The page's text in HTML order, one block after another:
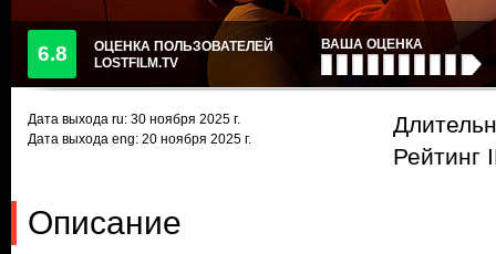
6.8
ОЦЕНКА ПОЛЬЗОВАТЕЛЕЙ
LOSTFILM.TV
ВАША ОЦЕНКА
Дата выхода ru: 30 ноября 2025 г.
Дата выхода eng: 20 ноября 2025 г.
Рейтинг
Описание